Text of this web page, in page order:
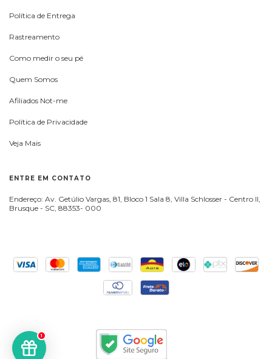
1
Política de Entrega
Rastreamento
Como medir o seu pé
Quem Somos
Afiliados Not-me
Política de Privacidade
Veja Mais
ENTRE EM CONTATO
Endereço: Av. Getúlio Vargas, 81, Bloco 1 Sala 8, Villa Schlosser - Centro II,
Brusque - SC, 88353- 000